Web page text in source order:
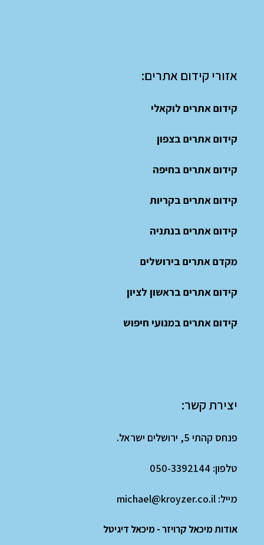
אזורי קידום אתרים:
קידום אתרים לוקאלי
קידום אתרים בצפון
קידום אתרים בחיפה
קידום אתרים בקריות
קידום אתרים בנתניה
מקדם אתרים בירושלים
קידום אתרים בראשון לציון
קידום אתרים במנועי חיפוש
יצירת קשר:
פנחס קהתי 5, ירושלים ישראל.
טלפון: 050-3392144
מייל: michael@kroyzer.co.il
אודות מיכאל קרויזר - מיכאל דיגיטל